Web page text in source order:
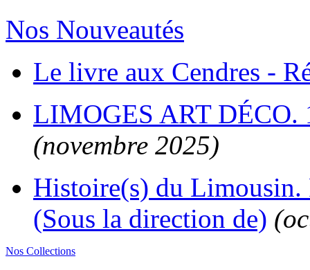
Nos Nouveautés
Le livre aux Cendres -
LIMOGES ART
(novembre 2025)
Histoire(s) du Limousin.
(Sous la direction de)
Nos Collections